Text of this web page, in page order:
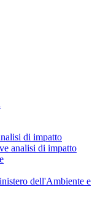
di impatto
analisi di impatto
dell'Ambiente e